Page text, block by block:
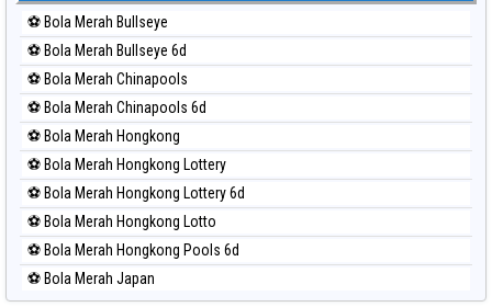
Paito Harian Sydney Lotto
Paito Harian Sydney Pools 6d
Paito Harian Taipei
Paito Harian Taiwan
⚽ Bola Merah Bullseye
⚽ Bola Merah Bullseye 6d
⚽ Bola Merah Chinapools
⚽ Bola Merah Chinapools 6d
⚽ Bola Merah Hongkong
⚽ Bola Merah Hongkong Lottery
⚽ Bola Merah Hongkong Lottery 6d
⚽ Bola Merah Hongkong Lotto
⚽ Bola Merah Hongkong Pools 6d
⚽ Bola Merah Japan